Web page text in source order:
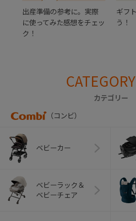
出産準備の参考に。実際
に使ってみた感想をチェッ
ク！
ギフ
う！
CATEGORY
カテゴリー
（コンビ）
ベビーカー
ベビーラック＆
ベビーチェア